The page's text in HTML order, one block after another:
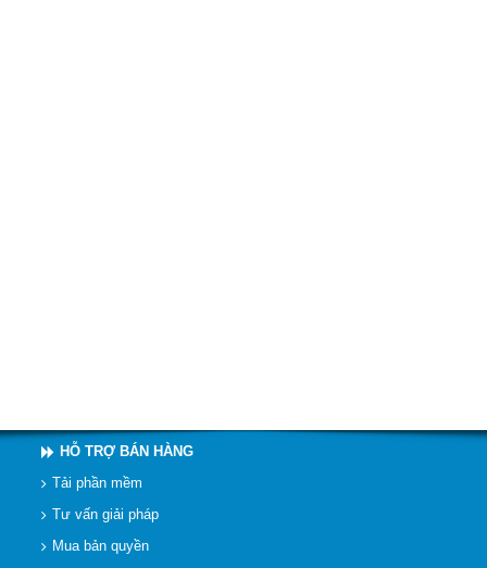
HỖ TRỢ BÁN HÀNG
Tải phần mềm
Tư vấn giải pháp
Mua bản quyền